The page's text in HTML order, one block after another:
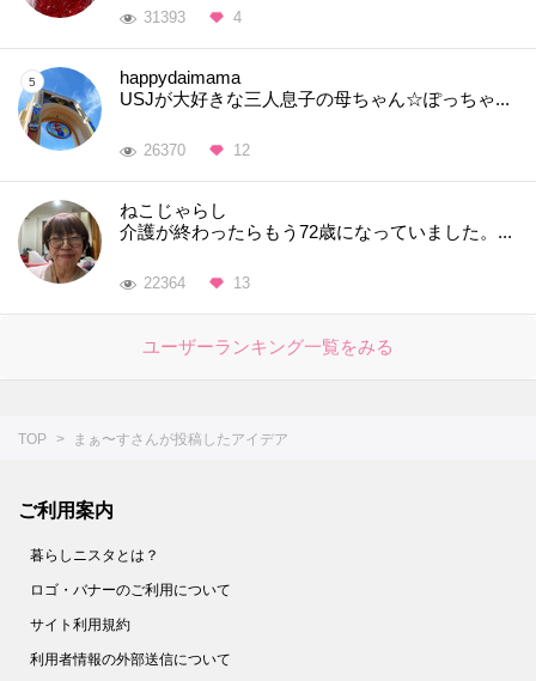
31393 4
happydaimama
USJが大好きな三人息子の母ちゃん☆ぽっちゃ...
26370 12
ねこじゃらし
介護が終わったらもう72歳になっていました。...
22364 13
ユーザーランキング一覧をみる
TOP まぁ〜すさんが投稿したアイデア
ご利用案内
暮らしニスタとは？
ロゴ・バナーのご利用について
サイト利用規約
利用者情報の外部送信について